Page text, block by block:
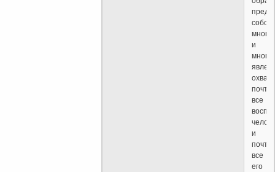
собой
и
почти
все
и
почти
все
его